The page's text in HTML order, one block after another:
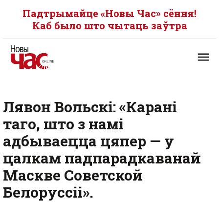
Падтрымайце «Новы Час» сёння!
Каб было што чытаць заўтра
Лявон Вольскі: «Карані
таго, што з намі
адбываецца цяпер — у
цалкам падпарадкаванай
Маскве Советской
Белоруссіі».